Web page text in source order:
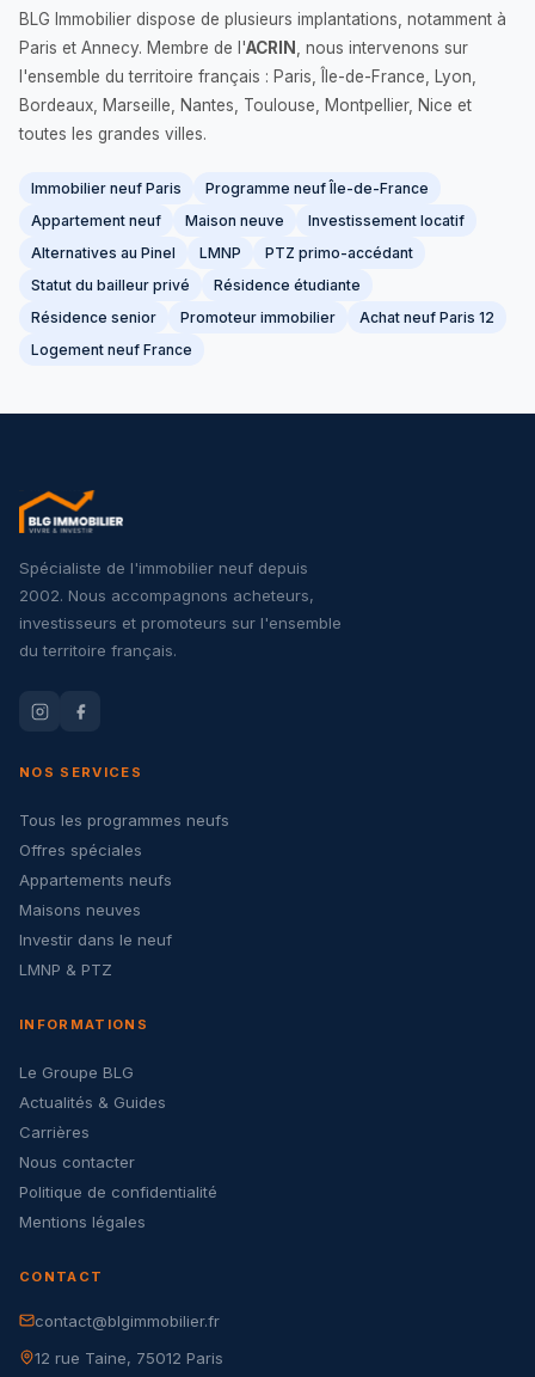
BLG Immobilier dispose de plusieurs implantations, notamment à
Paris et Annecy. Membre de l'ACRIN
, nous intervenons sur
l'ensemble du territoire français : Paris, Île-de-France, Lyon,
Bordeaux, Marseille, Nantes, Toulouse, Montpellier, Nice et
toutes les grandes villes.
Immobilier neuf Paris
Programme neuf Île-de-France
Appartement neuf
Maison neuve
Investissement locatif
Alternatives au Pinel
LMNP
PTZ primo-accédant
Statut du bailleur privé
Résidence étudiante
Résidence senior
Promoteur immobilier
Achat neuf Paris 12
Logement neuf France
Spécialiste de l'immobilier neuf depuis
2002. Nous accompagnons acheteurs,
investisseurs et promoteurs sur l'ensemble
du territoire français.
NOS SERVICES
Tous les programmes neufs
Offres spéciales
Appartements neufs
Maisons neuves
Investir dans le neuf
LMNP & PTZ
INFORMATIONS
Le Groupe BLG
Actualités & Guides
Carrières
Nous contacter
Politique de confidentialité
Mentions légales
CONTACT
contact@blgimmobilier.fr
12 rue Taine, 75012 Paris